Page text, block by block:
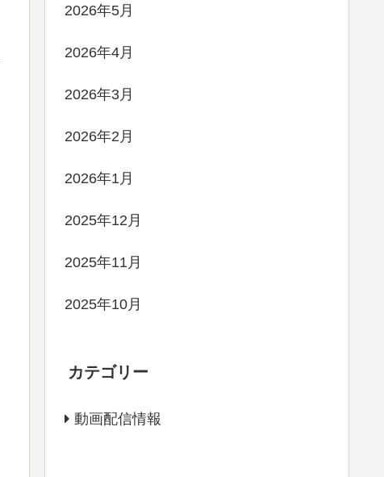
2026年5月
2026年4月
2026年3月
2026年2月
2026年1月
2025年12月
2025年11月
2025年10月
カテゴリー
動画配信情報